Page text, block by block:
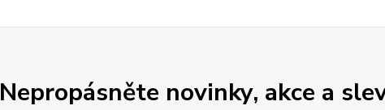
Nepropásněte novinky, akce a